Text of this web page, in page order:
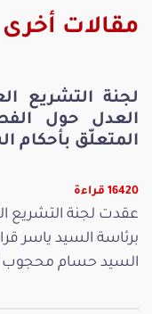
مقالات أخرى
لجنة التشريع
المتعلّق بأحكام
16420 قراءة
برئاسة السيد ياسر
السيد حسام محجوب